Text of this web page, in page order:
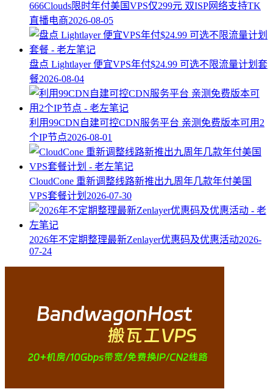
666Clouds限时年付美国VPS仅299元 双ISP网络支持TK
直播电商2026-08-05
盘点 Lightlayer 便宜VPS年付$24.99 可选不限流量计划套
餐2026-08-04
利用99CDN自建可控CDN服务平台 亲测免费版本可用2
个IP节点2026-08-01
CloudCone 重新调整线路新推出九周年几款年付美国
VPS套餐计划 2026-07-30
2026年不定期整理最新Zenlayer优惠码及优惠活动2026-
07-24